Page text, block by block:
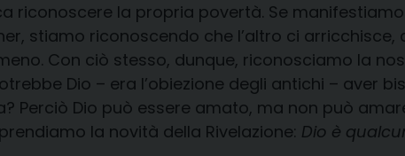
riconoscere la propria povertà. Se
stiamo riconoscendo che l’altro ci
Con ciò stesso, dunque, riconosciamo la
Dio – era l’obiezione degli antichi – aver
Perciò Dio può essere amato, ma non può
la novità della Rivelazione: Dio è